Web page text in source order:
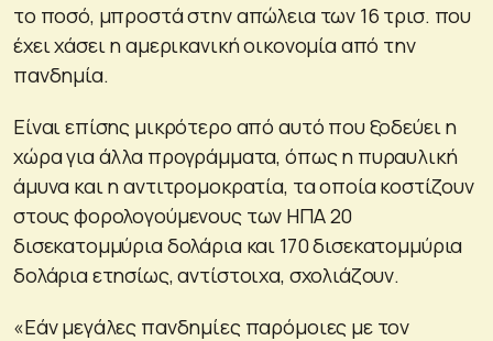
το ποσό, μπροστά στην απώλεια των 16 τρισ. που
έχει χάσει η αμερικανική οικονομία από την
πανδημία.
Είναι επίσης μικρότερο από αυτό που ξοδεύει η
χώρα για άλλα προγράμματα, όπως η πυραυλική
άμυνα και η αντιτρομοκρατία, τα οποία κοστίζουν
στους φορολογούμενους των ΗΠΑ 20
δισεκατομμύρια δολάρια και 170 δισεκατομμύρια
δολάρια ετησίως, αντίστοιχα, σχολιάζουν.
«Εάν μεγάλες πανδημίες παρόμοιες με τον